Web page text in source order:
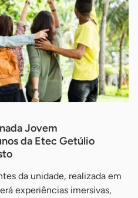
Jovem
da Etec Getúlio
da unidade, realizada em
experiências imersivas,